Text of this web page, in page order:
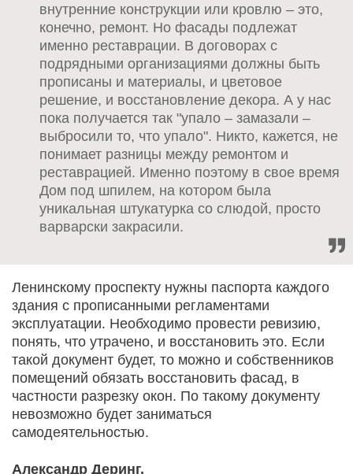
внутренние конструкции или кровлю – это,
конечно, ремонт. Но фасады подлежат
именно реставрации. В договорах с
подрядными организациями должны быть
прописаны и материалы, и цветовое
решение, и восстановление декора. А у нас
пока получается так "упало – замазали –
выбросили то, что упало". Никто, кажется, не
понимает разницы между ремонтом и
реставрацией. Именно поэтому в свое время
Дом под шпилем, на котором была
уникальная штукатурка со слюдой, просто
варварски закрасили.
Ленинскому проспекту нужны паспорта каждого
здания с прописанными регламентами
эксплуатации. Необходимо провести ревизию,
понять, что утрачено, и восстановить это. Если
такой документ будет, то можно и собственников
помещений обязать восстановить фасад, в
частности разрезку окон. По такому документу
невозможно будет заниматься
самодеятельностью.
Александр Деринг,